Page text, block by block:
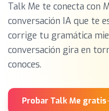
Talk Me te conecta con
conversación IA que te
corrige tu gramática
conversación gira en
conoces.
Probar Talk Me gratis